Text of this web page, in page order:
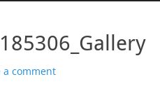
a comment